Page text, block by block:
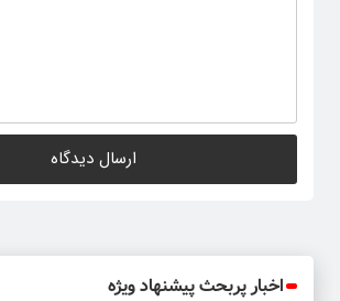
اخبار پربحث پیشنهاد ویژه